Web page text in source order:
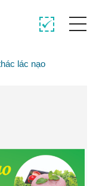
lác nạo